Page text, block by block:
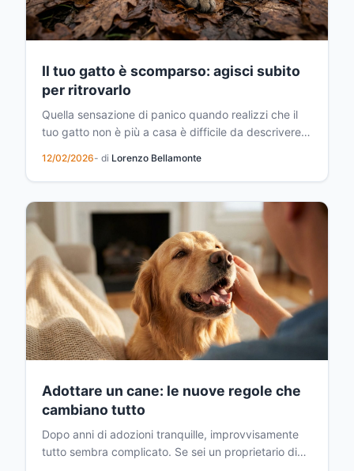
Il tuo gatto è scomparso: agisci subito
per ritrovarlo
Quella sensazione di panico quando realizzi che il
tuo gatto non è più a casa è difficile da descrivere.
aperta, e il tuo fedele compagno felino è sparito. Ma
non è il momento di arrendersi. I primi istanti sono
cruciali e le azioni che intraprendi nelle...
12/02/2026- di Lorenzo Bellamonte
Adottare un cane: le nuove regole che
cambiano tutto
Dopo anni di adozioni tranquille, improvvisamente
tutto sembra complicato. Se sei un proprietario di